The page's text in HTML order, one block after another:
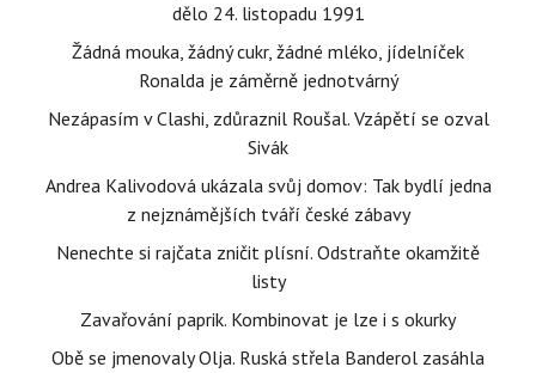
dělo 24. listopadu 1991
Žádná mouka, žádný cukr, žádné mléko, jídelníček
Ronalda je záměrně jednotvárný
Nezápasím v Clashi, zdůraznil Roušal. Vzápětí se ozval
Sivák
Andrea Kalivodová ukázala svůj domov: Tak bydlí jedna
z nejznámějších tváří české zábavy
Nenechte si rajčata zničit plísní. Odstraňte okamžitě
listy
Zavařování paprik. Kombinovat je lze i s okurky
Obě se jmenovaly Olja. Ruská střela Banderol zasáhla